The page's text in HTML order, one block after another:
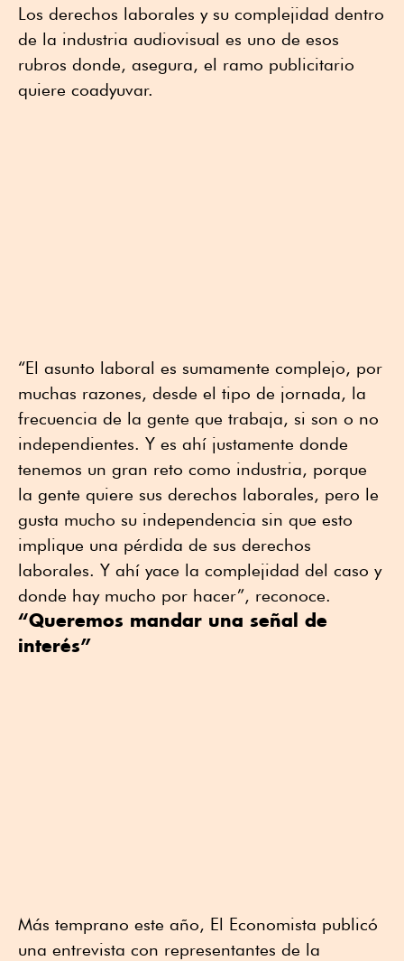
Los derechos laborales y su complejidad dentro
de la industria audiovisual es uno de esos
rubros donde, asegura, el ramo publicitario
quiere coadyuvar.
“El asunto laboral es sumamente complejo, por
muchas razones, desde el tipo de jornada, la
frecuencia de la gente que trabaja, si son o no
independientes. Y es ahí justamente donde
tenemos un gran reto como industria, porque
la gente quiere sus derechos laborales, pero le
gusta mucho su independencia sin que esto
implique una pérdida de sus derechos
laborales. Y ahí yace la complejidad del caso y
donde hay mucho por hacer”, reconoce.
“Queremos mandar una señal de
interés”
Más temprano este año, El Economista publicó
una entrevista con representantes de la